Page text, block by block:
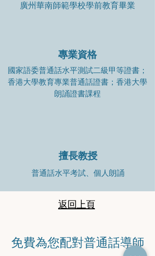
廣州華南師範學校學前教育畢業
專業資格
國家語委普通話水平測試二級甲等證書；
香港大學教育專業普通話證書；香港大學
朗誦證書課程
擅長教授
普通話水平考試、個人朗誦
返回上頁
​免費為您配對普通話導師